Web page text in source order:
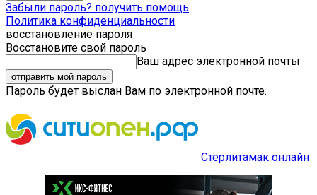
Забыли пароль? получить помощь
Политика конфиденциальности
восстановление пароля
Восстановите свой пароль
Ваш адрес электронной почты
Пароль будет выслан Вам по электронной почте.
Стерлитамак онлайн